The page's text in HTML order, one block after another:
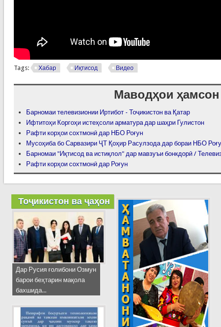
Tags: Хабар Иқтисод Видео
Маводҳои ҳамсон
Барномаи телевизионии Иртибот - Тоҷикистон ва Қатар
Ифтитоҳи Коргоҳи истеҳсоли арматура дар шаҳри Гулистон
Рафти корҳои сохтмонӣ дар НБО Роғун
Мусоҳиба бо Сарвазири ҶТ Қоҳир Расулзода дар бораи НБО
Барномаи "Иқтисод ва истиқлол" дар мавзуъи бонкдорӣ /
Рафти корҳои сохтмонӣ дар Роғун
Тоҷикистон ва ҷаҳон
Дар Русия ғолибони Озмун
барои беҳтарин мақола
бахшида...